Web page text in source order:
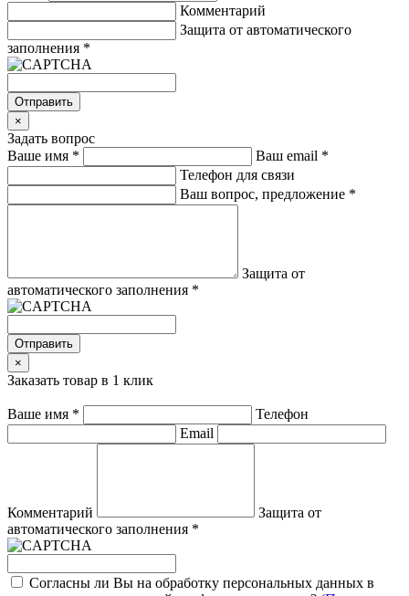
Комментарий
Защита от автоматического
заполнения *
Отправить
×
Задать вопрос
Ваше имя * Ваш email *
Телефон для связи
Ваш вопрос, предложение *
Защита от
автоматического заполнения *
Отправить
×
Заказать товар в 1 клик
Ваше имя *
Телефон
Email
Комментарий
Защита от
автоматического заполнения *
Согласны ли Вы на обработку персональных данных в